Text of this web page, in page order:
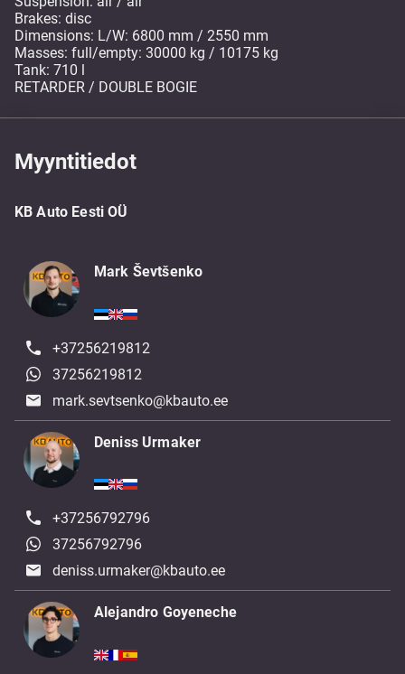
Brakes: disc
Dimensions: L/W: 6800 mm / 2550 mm
Masses: full/empty: 30000 kg / 10175 kg
Tank: 710 l
RETARDER / DOUBLE BOGIE
Myyntitiedot
KB Auto Eesti OÜ
Mark Ševtšenko
+37256219812
37256219812
mark.sevtsenko@kbauto.ee
Deniss Urmaker
+37256792796
37256792796
deniss.urmaker@kbauto.ee
Alejandro Goyeneche